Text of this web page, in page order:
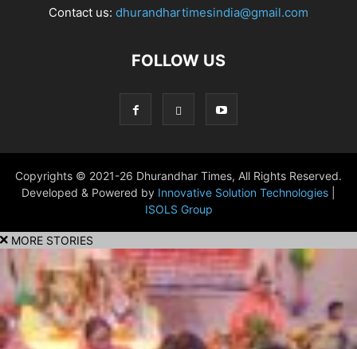
Contact us: dhurandhartimesindia@gmail.com
FOLLOW US
Copyrights © 2021-26 Dhurandhar Times, All Rights Reserved.
Developed & Powered by Innovative Solution Technologies
ISOLS Group
MORE STORIES